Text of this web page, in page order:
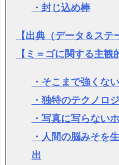
・封じ込め棒
【出典（データ＆ステ
【ミ＝ゴに関する主観
・そこまで強くない
・独特のテクノロ
・写真に写らない
・人間の脳みそを
出